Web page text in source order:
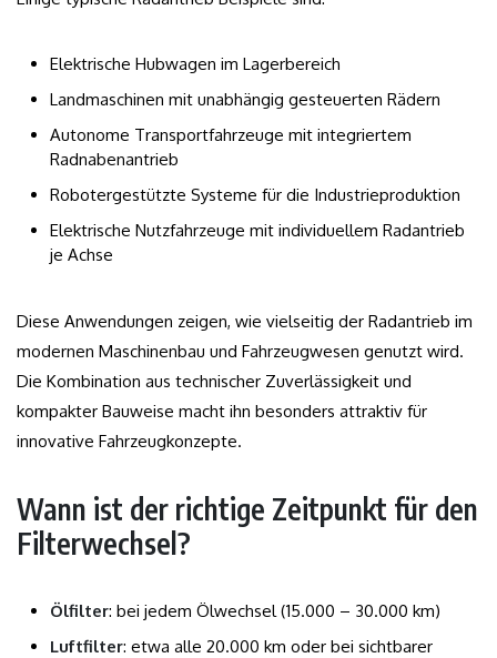
Elektrische Hubwagen im Lagerbereich
Landmaschinen mit unabhängig gesteuerten Rädern
Autonome Transportfahrzeuge mit integriertem
Radnabenantrieb
Robotergestützte Systeme für die Industrieproduktion
Elektrische Nutzfahrzeuge mit individuellem Radantrieb
je Achse
Diese Anwendungen zeigen, wie vielseitig der Radantrieb im
modernen Maschinenbau und Fahrzeugwesen genutzt wird.
Die Kombination aus technischer Zuverlässigkeit und
kompakter Bauweise macht ihn besonders attraktiv für
innovative Fahrzeugkonzepte.
Wann ist der richtige Zeitpunkt für den
Filterwechsel?
Ölfilter: bei jedem Ölwechsel (15.000 – 30.000 km)
Luftfilter: etwa alle 20.000 km oder bei sichtbarer